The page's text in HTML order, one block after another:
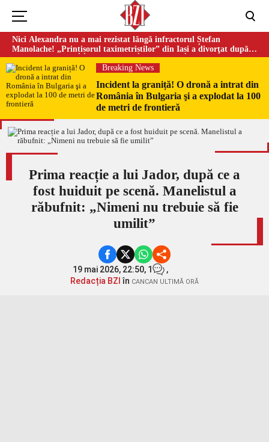
Nici Alexandra nu a mai rezistat lângă infractorul Ștefan
Manolache! „Prințișorul taximetriștilor” din Iași a divorţat după
doi ani de căsnicie
Breaking News
Incident la graniță! O dronă a intrat din
România în Bulgaria şi a explodat la 100
de metri de frontieră
Prima reacție a lui Jador, după ce a
fost huiduit pe scenă. Manelistul a
răbufnit: „Nimeni nu trebuie să fie
umilit”
19 mai 2026, 22:50, 1
,
Redacția BZI în CANCAN ULTIMĂ ORĂ